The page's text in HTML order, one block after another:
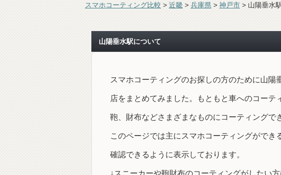
スマホコーティング比較 > 近畿 > 兵庫県 > 神戸市 > 山陽垂水
山陽垂水駅について
スマホコーティングのお探しの方のために山
店をまとめてみました。もともと車へのコー
鞄、財布などさまざまなものにコーティングで
このページでは主にスマホコーティングがで
確認できるように表示しております。
↓スニーカーや鞄財布のコーティングがしたい